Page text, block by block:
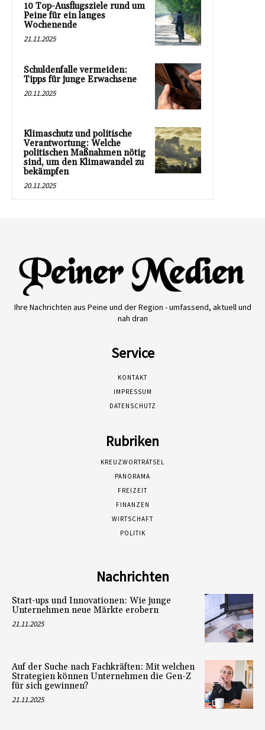
10 Top-Ausflugsziele rund um
Peine für ein langes
Wochenende
21.11.2025
Schuldenfalle vermeiden:
Tipps für junge Erwachsene
20.11.2025
Klimaschutz und politische
Verantwortung: Welche
politischen Maßnahmen nötig
sind, um den Klimawandel zu
bekämpfen
20.11.2025
Ihre Nachrichten aus Peine und der Region - umfassend, aktuell und
nah dran
Service
KONTAKT
IMPRESSUM
DATENSCHUTZ
Rubriken
KREUZWORTRÄTSEL
PANORAMA
FREIZEIT
FINANZEN
WIRTSCHAFT
POLITIK
Nachrichten
Start-ups und Innovationen: Wie junge
Unternehmen neue Märkte erobern
21.11.2025
Auf der Suche nach Fachkräften: Mit welchen
Strategien können Unternehmen die Gen-Z
für sich gewinnen?
21.11.2025